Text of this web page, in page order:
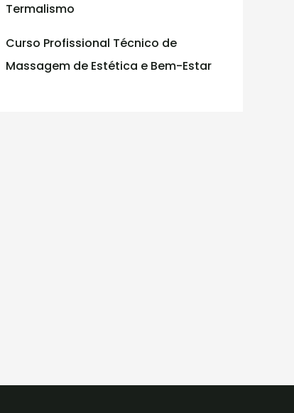
Termalismo
Curso Profissional Técnico de
Massagem de Estética e Bem-Estar